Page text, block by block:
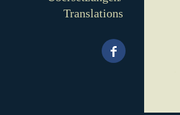
Translations